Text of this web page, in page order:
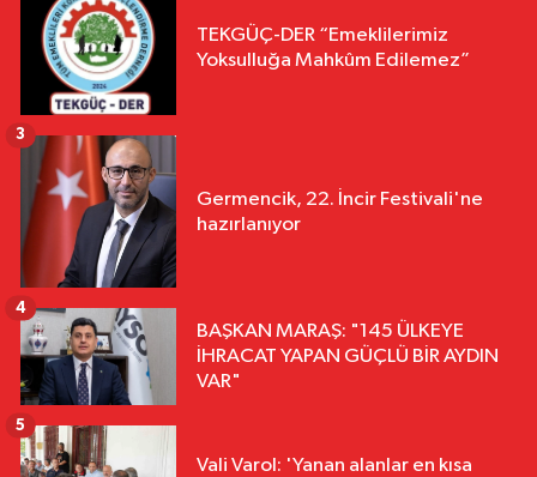
TEKGÜÇ-DER “Emeklilerimiz
Yoksulluğa Mahkûm Edilemez”
Germencik, 22. İncir Festivali'ne
hazırlanıyor
3
BAŞKAN MARAŞ: "145 ÜLKEYE
İHRACAT YAPAN GÜÇLÜ BİR AYDIN
VAR"
4
Vali Varol: 'Yanan alanlar en kısa
5